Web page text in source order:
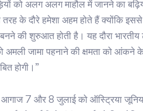
को अलग अलग माहौल में जानने का
तरह के दौरे हमेशा अहम होते हैं क्योंकि
की शुरुआत होती है। यह दौरा
जामा पहनाने की क्षमता को आंकने के
होगी।”
आगाज 7 और 8 जुलाई को ऑस्ट्रिया